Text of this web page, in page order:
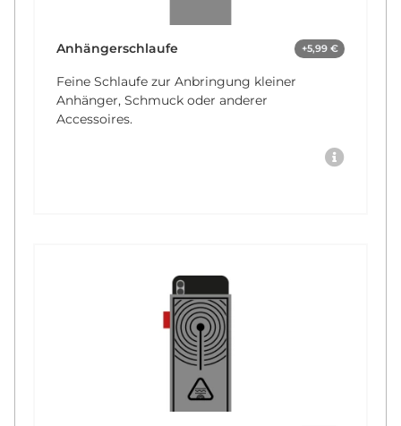
Anhängerschlaufe +5,99 €
Feine Schlaufe zur Anbringung kleiner
Anhänger, Schmuck oder anderer
Accessoires.